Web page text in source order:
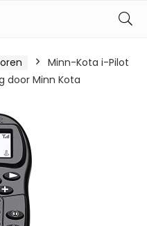
Minn-Kota i-Pilot
door Minn Kota